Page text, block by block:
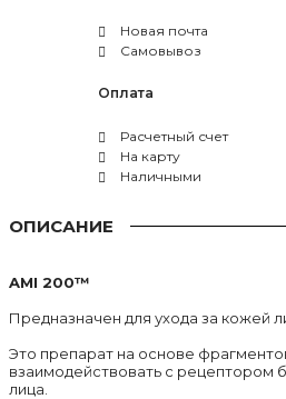
Новая почта
Самовывоз
Оплата
Расчетный счет
На карту
Наличными
ОПИСАНИЕ
AMI 200™
Предназначен для ухода за кожей
Это препарат на основе
взаимодействовать с рецептором
лица.